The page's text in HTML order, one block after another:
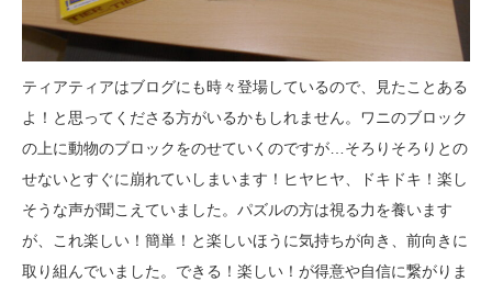
ティアティアはブログにも時々登場しているので、見たことある
よ！と思ってくださる方がいるかもしれません。ワニのブロック
の上に動物のブロックをのせていくのですが…そろりそろりとの
せないとすぐに崩れていしまいます！ヒヤヒヤ、ドキドキ！楽し
そうな声が聞こえていました。パズルの方は視る力を養います
が、これ楽しい！簡単！と楽しいほうに気持ちが向き、前向きに
取り組んでいました。できる！楽しい！が得意や自信に繋がりま